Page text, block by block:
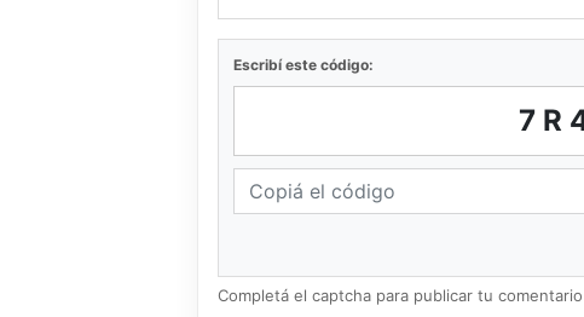
Escribí este código:
Completá el captcha para publicar tu